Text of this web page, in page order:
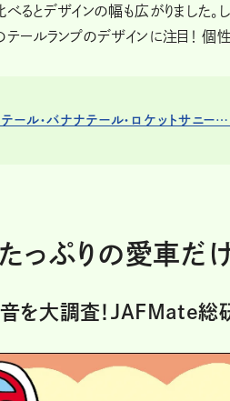
るとデザインの幅も広がりました
テールランプのデザインに注目！ 個
テール・バナナテール・ロケットサ
っぷりの愛車だ
を大調査！JAFMate総